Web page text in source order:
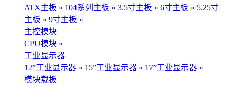
ATX主板 » 104系列主板 » 3.5寸主板 » 6寸主板 » 5.25寸
主板 » 9寸主板 »
主控模块
CPU模块 »
工业显示器
12”工业显示器 » 15”工业显示器 » 17”工业显示器 »
模块载板